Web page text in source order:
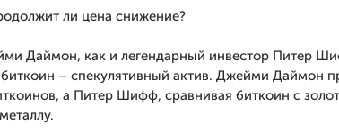
ли цена снижение?
Даймон, как и легендарный инвестор Питер
– спекулятивный актив. Джейми Даймон
а Питер Шифф, сравнивая биткоин с